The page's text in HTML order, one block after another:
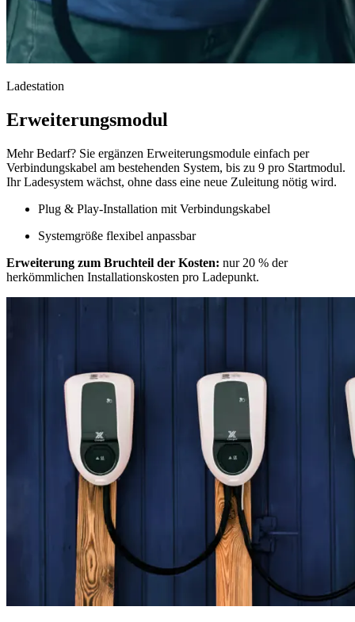
Ladestation
Erweiterungsmodul
Mehr Bedarf? Sie ergänzen Erweiterungsmodule einfach per
Verbindungskabel am bestehenden System, bis zu 9 pro Startmodul.
Ihr Ladesystem wächst, ohne dass eine neue Zuleitung nötig wird.
Plug & Play-Installation mit Verbindungskabel
Systemgröße flexibel anpassbar
Erweiterung zum Bruchteil der Kosten: nur 20 % der
herkömmlichen Installationskosten pro Ladepunkt.